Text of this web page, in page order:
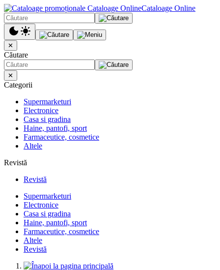
Cataloage Online
✕
Căutare
✕
Categorii
Supermarketuri
Electronice
Casa si gradina
Haine, pantofi, sport
Farmaceutice, cosmetice
Altele
Revistă
Revistă
Supermarketuri
Electronice
Casa si gradina
Haine, pantofi, sport
Farmaceutice, cosmetice
Altele
Revistă